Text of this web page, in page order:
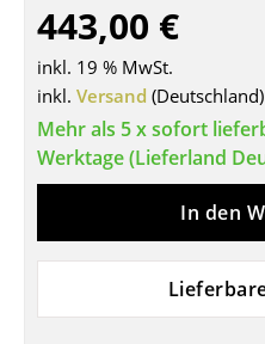
Beistelltische
Couchtische
Schreibtische
Sekretäre & PC-Tische
Konferenztische
Stehtische & Stehpulte
443,00 €
inkl. 19 % MwSt.
inkl. Versand (Deutschland)
Mehr als 5 x sofort
Werktage (Lieferland
In den